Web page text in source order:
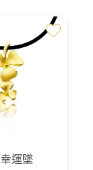
運墜